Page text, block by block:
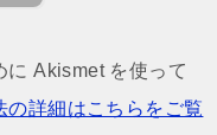
に Akismet を使って
の詳細はこちらをご覧